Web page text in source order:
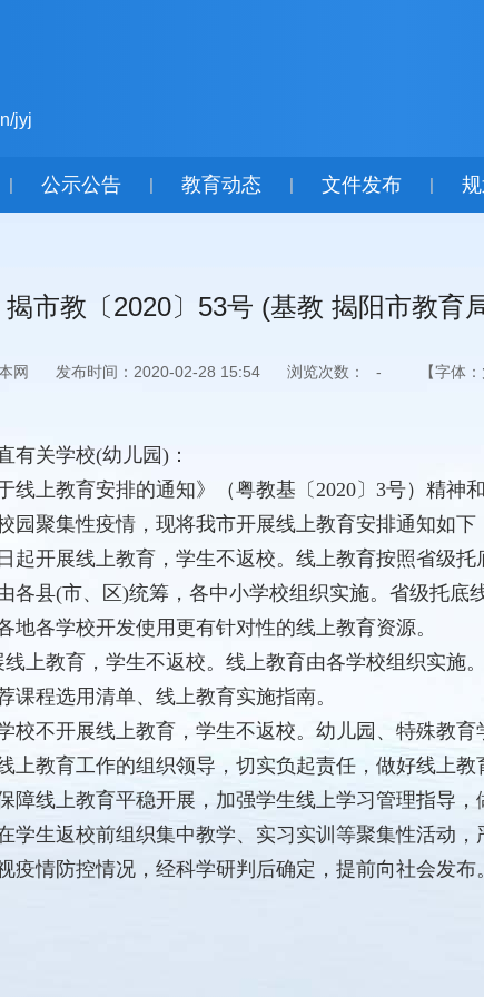
jyj
| 公示公告 | 教育动态 | 文件发布 |
揭市教〔2020〕53号 (基教 揭阳市教育
网 发布时间：2020-02-28 15:54 浏览次数： - 【字体：
有关学校(幼儿园)：
上教育安排的通知》（粤教基〔2020〕3号）精神
园聚集性疫情，现将我市开展线上教育安排通知如下
开展线上教育，学生不返校。线上教育按照省级托
各县(市、区)统筹，各中小学校组织实施。省级托
地各学校开发使用更有针对性的线上教育资源。
教育，学生不返校。线上教育由各学校组织实施
课程选用清单、线上教育实施指南。
开展线上教育，学生不返校。幼儿园、特殊教育
育工作的组织领导，切实负起责任，做好线上教
障线上教育平稳开展，加强学生线上学习管理指导
生返校前组织集中教学、实习实训等聚集性活动，
情防控情况，经科学研判后确定，提前向社会发布。